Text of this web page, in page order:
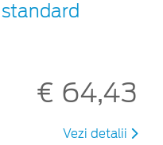
€ 64,43
Vezi detalii